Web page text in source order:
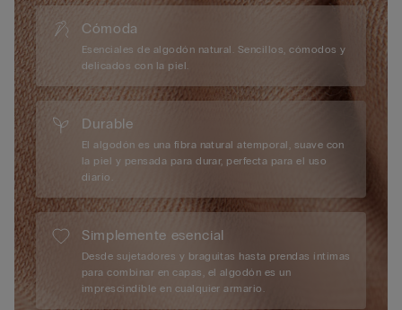
Cómoda
Esenciales de algodón natural. Sencillos, cómodos y
delicados con la piel.
Durable
El algodón es una fibra natural atemporal, suave con
la piel y pensada para durar, perfecta para el uso
diario.
Simplemente esencial
Desde sujetadores y braguitas hasta prendas íntimas
para combinar en capas, el algodón es un
imprescindible en cualquier armario.